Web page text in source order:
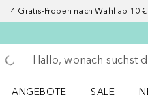
4 Gratis-Proben nach Wahl ab
Gehe zurück
Suche ausführen
ANGEBOTE
SALE